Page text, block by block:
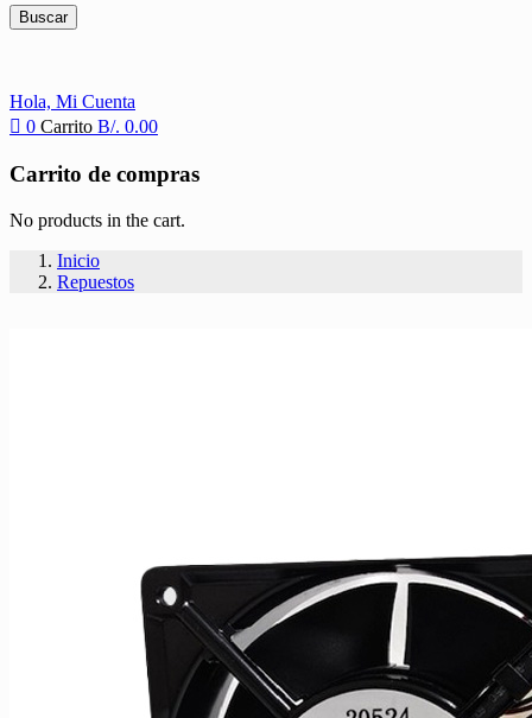
Buscar
Hola, Mi Cuenta
0 Carrito B/. 0.00
Carrito de compras
No products in the cart.
Inicio
Repuestos